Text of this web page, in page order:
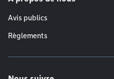
Avis publics
Règlements